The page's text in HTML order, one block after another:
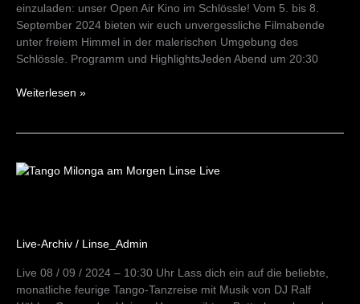
einzuladen: unser Open Air Kino im Schlössle! Vom 5. bis 8.
September 2024 bieten wir euch unvergessliche Filmabende
unter freiem Himmel in der malerischen Umgebung des
Schlössle. Programm und HighlightsJeden Abend um 20:30
Weiterlesen »
Live-Archiv / Linse_Admin
Live 08 / 09 / 2024 – 10:30 Uhr Lass dich ein auf die beliebte,
monatliche feurige Tango-Tanzreise mit Musik von DJ Ralf
Milonga